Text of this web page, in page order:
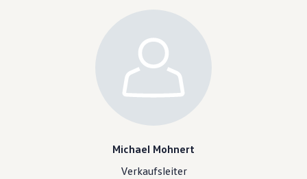
Michael Mohnert
Verkaufsleiter